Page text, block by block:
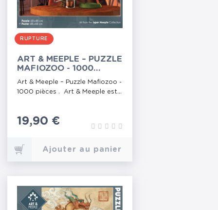
RUPTURE
ART & MEEPLE – PUZZLE
MAFIOZOO - 1000
Art & Meeple – Puzzle Mafiozoo -
1000 pièces . Art & Meeple est...
Prix
19,90 €
Ajouter au panier